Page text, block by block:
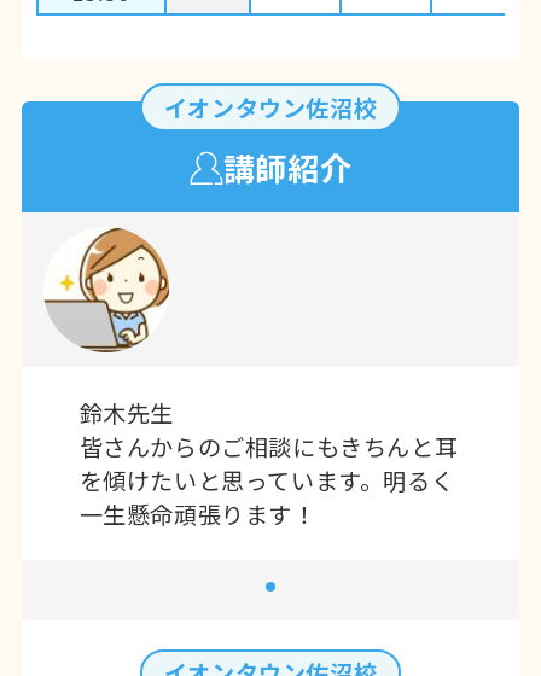
イオンタウン佐沼校
講師紹介
鈴木先生
皆さんからのご相談にもきちんと耳
を傾けたいと思っています。明るく
一生懸命頑張ります！